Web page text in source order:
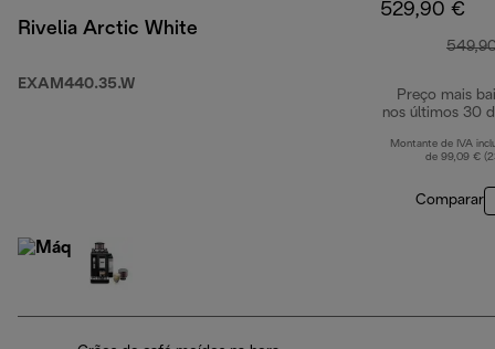
Rivelia Arctic White
EXAM440.35.W
529,90 €
Preço mais
nos últimos 30
Montante de IVA
de 99,09 €
Comparar